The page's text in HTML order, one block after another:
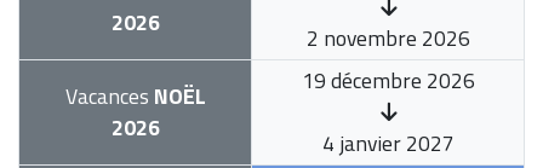
2026
2 novembre 2026
Vacances NOËL
2026
19 décembre 2026
4 janvier 2027